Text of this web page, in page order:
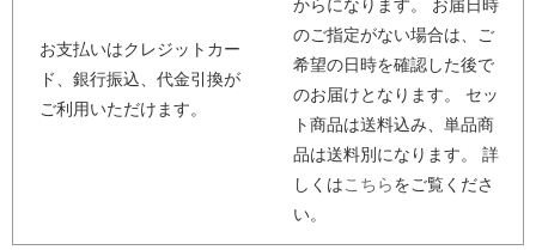
お支払いはクレジットカー
ド、銀行振込、代金引換が
ご利用いただけます。
からになります。 お届日時
のご指定がない場合は、ご
希望の日時を確認した後で
のお届けとなります。 セッ
ト商品は送料込み、単品商
品は送料別になります。 詳
しくはこちらをご覧くださ
い。